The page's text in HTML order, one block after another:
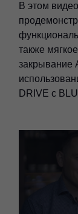
В этом
также
закрывание
DRIVE с